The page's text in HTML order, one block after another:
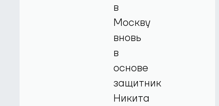
в
Москву
вновь
в
основе
защитник
Никита